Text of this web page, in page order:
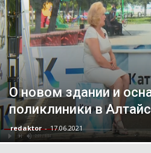
О новом здании и
поликлиники в
redaktor - 17.06.2021